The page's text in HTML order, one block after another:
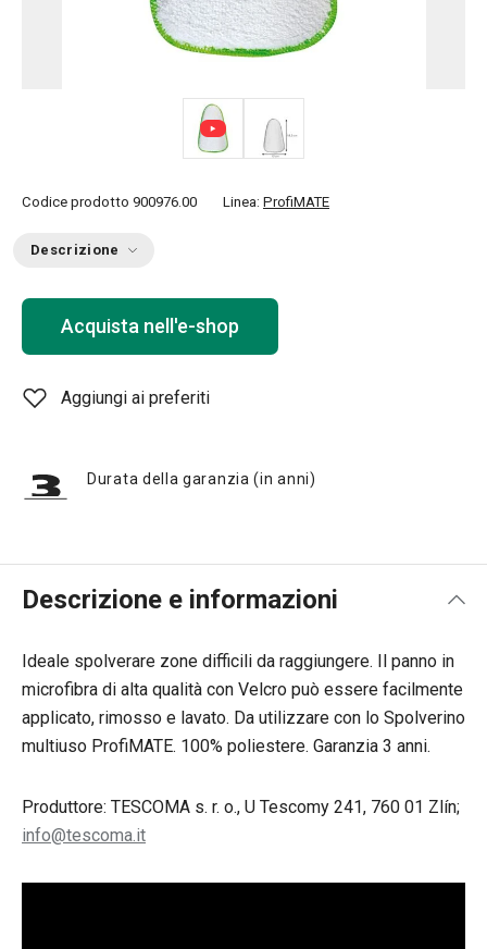
Codice prodotto 900976.00 Linea: ProfiMATE
Descrizione
Acquista nell'e-shop
Aggiungi ai preferiti
Durata della garanzia (in anni)
Descrizione e informazioni
Ideale spolverare zone difficili da raggiungere. Il panno in
microfibra di alta qualità con Velcro può essere facilmente
applicato, rimosso e lavato. Da utilizzare con lo Spolverino
multiuso ProfiMATE. 100% poliestere. Garanzia 3 anni.
Produttore: TESCOMA s. r. o., U Tescomy 241, 760 01 Zlín;
info@tescoma.it